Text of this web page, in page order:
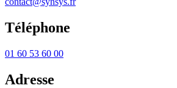
Téléphone
01 60 53 60 00
Adresse